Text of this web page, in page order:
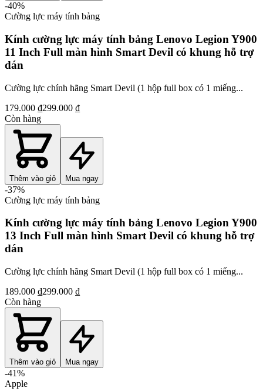
-40%
Cường lực máy tính bảng
Kính cường lực máy tính bảng Lenovo Legion Y900
11 Inch Full màn hình Smart Devil có khung hỗ trợ
dán
Cường lực chính hãng Smart Devil (1 hộp full box có 1 miếng...
179.000 ₫299.000 ₫
Còn hàng
Thêm vào giỏ Mua ngay
-37%
Cường lực máy tính bảng
Kính cường lực máy tính bảng Lenovo Legion Y900
13 Inch Full màn hình Smart Devil có khung hỗ trợ
dán
Cường lực chính hãng Smart Devil (1 hộp full box có 1 miếng...
189.000 ₫299.000 ₫
Còn hàng
Thêm vào giỏ Mua ngay
-41%
Apple